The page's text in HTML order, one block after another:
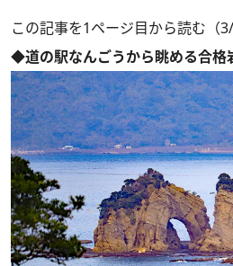
この記事を1ページ目から読む（3/
◆道の駅なんごうから眺める合格